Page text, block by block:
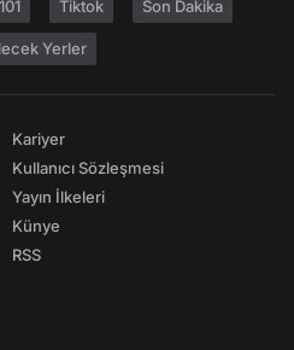
Tiktok Son Dakika
Yerler
Kariyer
Kullanıcı Sözleşmesi
Yayın İlkeleri
Künye
RSS